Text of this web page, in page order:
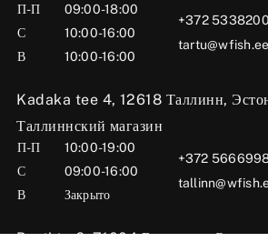
П-П
09:00-18:00
С
10:00-16:00
В
10:00-16:00
+372
tartu@wfish.ee
Kadaka tee 4, 12618 Таллинн,
Таллиннский магазин
П-П
10:00-19:00
С
09:00-16:00
В
Закрыто
+372
Posti tn 6, 71004 Вильянди,